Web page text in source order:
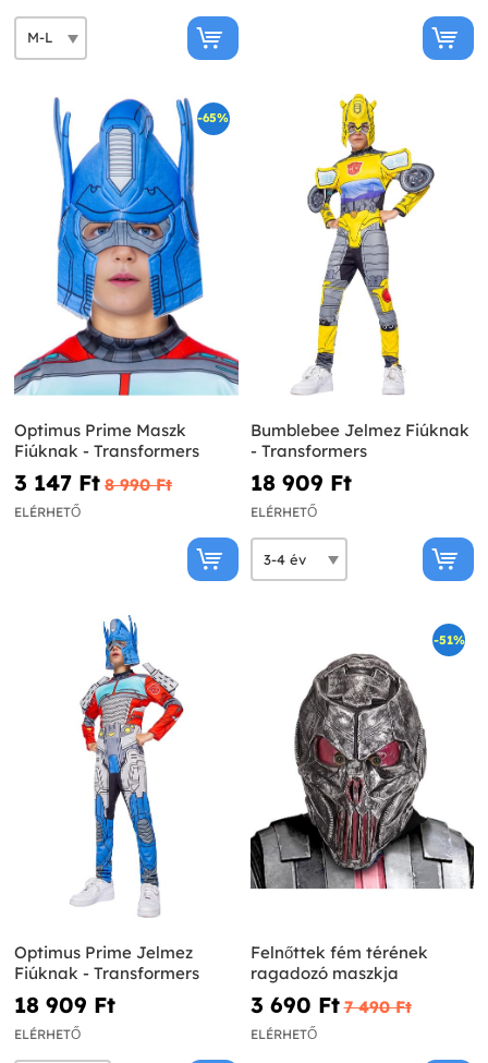
-65%
Optimus Prime Maszk
Fiúknak - Transformers
3 147 Ft‎ 8 990 Ft‎
ELÉRHETŐ
Bumblebee Jelmez Fiúknak
- Transformers
18 909 Ft‎
ELÉRHETŐ
Optimus Prime Jelmez
Fiúknak - Transformers
18 909 Ft‎
ELÉRHETŐ
-51%
Felnőttek fém térének
ragadozó maszkja
3 690 Ft‎ 7 490 Ft‎
ELÉRHETŐ